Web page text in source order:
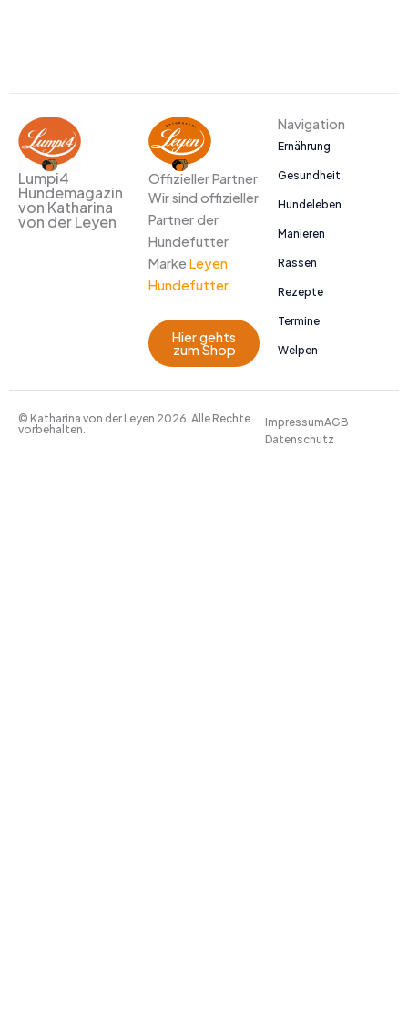
Lumpi4
Hundemagazin
von Katharina
von der Leyen
Offizieller Partner
Wir sind offizieller
Partner der
Hundefutter
Marke Leyen
Hundefutter.
Hier gehts
zum Shop
Navigation
Ernährung
Gesundheit
Hundeleben
Manieren
Rassen
Rezepte
Termine
Welpen
© Katharina von der Leyen 2026. Alle Rechte
vorbehalten.
ImpressumAGB
Datenschutz